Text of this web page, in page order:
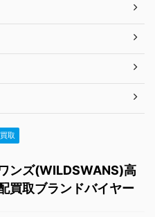
取
ンズ(WILDSWANS)高
買取ブランドバイヤー